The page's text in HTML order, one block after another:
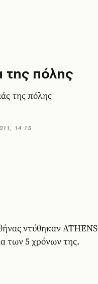
της πόλης
της πόλης
14:15
ντύθηκαν ATHENS
των 5 χρόνων της.